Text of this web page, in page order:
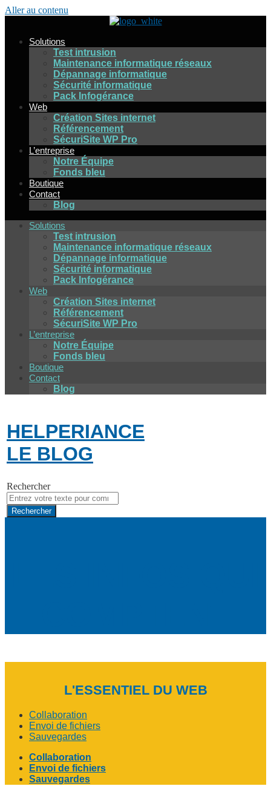
Aller au contenu
Solutions
Test intrusion
Maintenance informatique réseaux
Dépannage informatique
Sécurité informatique
Pack Infogérance
Web
Création Sites internet
Référencement
SécuriSite WP Pro
L’entreprise
Notre Équipe
Fonds bleu
Boutique
Contact
Blog
Solutions
Test intrusion
Maintenance informatique réseaux
Dépannage informatique
Sécurité informatique
Pack Infogérance
Web
Création Sites internet
Référencement
SécuriSite WP Pro
L’entreprise
Notre Équipe
Fonds bleu
Boutique
Contact
Blog
HELPERIANCE
LE BLOG
Rechercher
Rechercher
L'ESSENTIEL DU WEB
Collaboration
Envoi de fichiers
Sauvegardes
Collaboration
Envoi de fichiers
Sauvegardes